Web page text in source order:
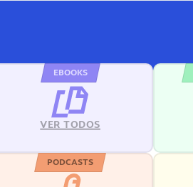
EBOOKS
VER TODOS
PODCASTS